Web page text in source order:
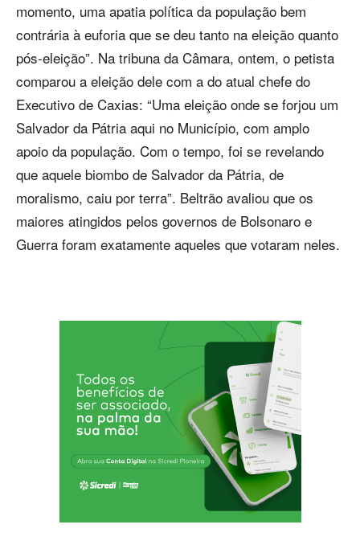
momento, uma apatia política da população bem
contrária à euforia que se deu tanto na eleição quanto
pós-eleição”. Na tribuna da Câmara, ontem, o petista
comparou a eleição dele com a do atual chefe do
Executivo de Caxias: “Uma eleição onde se forjou um
Salvador da Pátria aqui no Município, com amplo
apoio da população. Com o tempo, foi se revelando
que aquele biombo de Salvador da Pátria, de
moralismo, caiu por terra”. Beltrão avaliou que os
maiores atingidos pelos governos de Bolsonaro e
Guerra foram exatamente aqueles que votaram neles.